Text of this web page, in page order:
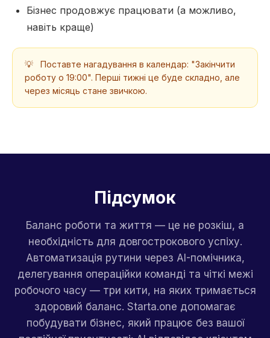
Бізнес продовжує працювати (а можливо,
навіть краще)
💡
Поставте нагадування в календар: "Закінчити
роботу о 19:00". Перші тижні це буде складно, але
через місяць стане звичкою.
Підсумок
Баланс роботи та життя — це не розкіш, а
необхідність для довгострокового успіху.
Автоматизація рутини через AI-помічника,
делегування операційки команді та чіткі межі
робочого часу — три кити, на яких тримається
здоровий баланс. Starta.one допомагає
побудувати бізнес, який працює без вашої